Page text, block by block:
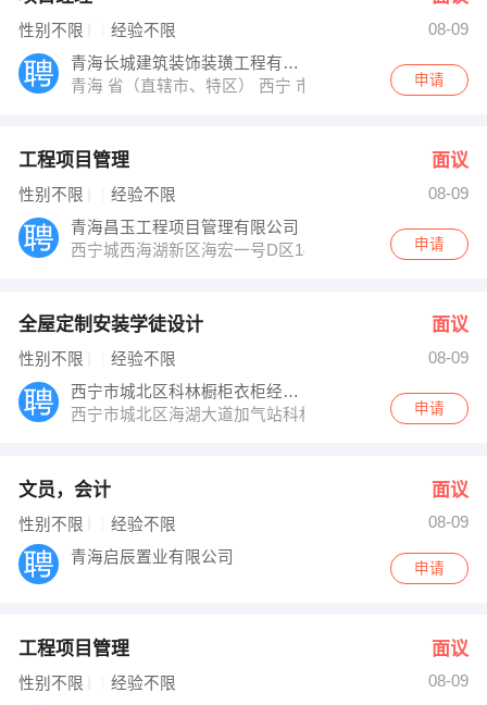
性别不限 经验不限
08-09
青海长城建筑装饰装璜工程有限公司
青海 省（直辖市、特区） 西宁 市（区、县） 北大街26
申请
工程项目管理 面议
性别不限 经验不限
08-09
青海昌玉工程项目管理有限公司
西宁城西海湖新区海宏一号D区14号楼1141室
申请
全屋定制安装学徒设计 面议
性别不限 经验不限
08-09
西宁市城北区科林橱柜衣柜经营部
西宁市城北区海湖大道加气站科林橱柜衣柜经营部
申请
文员，会计 面议
性别不限 经验不限
08-09
青海启辰置业有限公司
申请
工程项目管理 面议
性别不限 经验不限
08-09